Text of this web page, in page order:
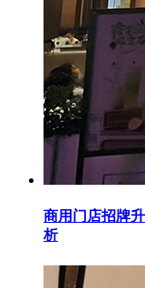
商用门店招牌
析